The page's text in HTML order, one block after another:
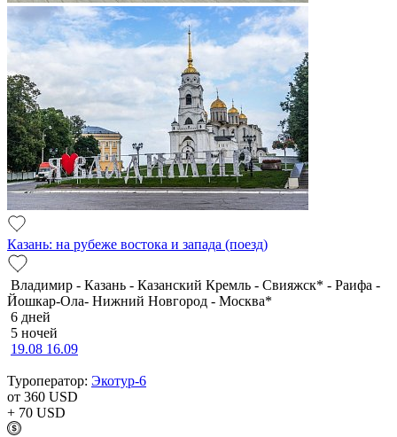
Казань: на рубеже востока и запада (поезд)
Владимир - Казань - Казанский Кремль - Свияжск* - Раифа -
Йошкар-Ола- Нижний Новгород - Москва*
6 дней
5 ночей
19.08 16.09
Туроператор: Экотур-6
от 360 USD
+ 70 USD